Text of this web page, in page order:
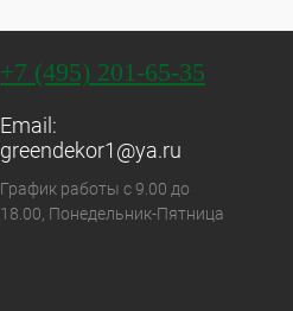
+7 (495) 201-65-35
Email:
greendekor1@ya.ru
График работы с 9.00 до
18.00, Понедельник-Пятница